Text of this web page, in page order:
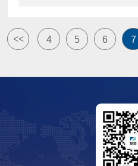
<< 4 5 6 7